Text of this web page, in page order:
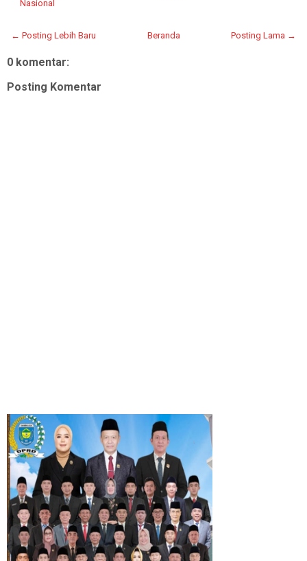
Nasional
← Posting Lebih Baru Posting Lama →
Beranda
0 komentar:
Posting Komentar